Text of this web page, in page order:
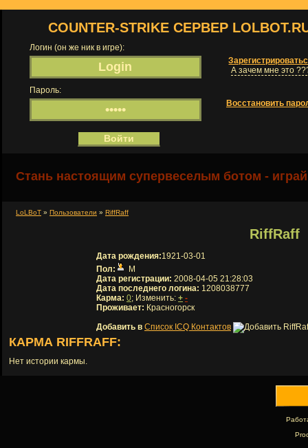
COUNTER-STRIKE СЕРВЕР
Логин (он же ник в игре):
А зачем мне это
Пароль:
Восстановить
Стань настоящим супервеселым ботом -
LoLBoT » Пользователи » RiffRaff
RiffRaff
Дата рождения:1921-03-01
Пол:
М
Дата регистрации: 2008-04-05 21:28:03
Дата последнего логина: 1208038777
Карма: 0; Изменить: + -
Проживает: Красногорск
Добавить в Список ICQ Контактов
КАРМА RIFFRAFF:
Нет истории кармы.